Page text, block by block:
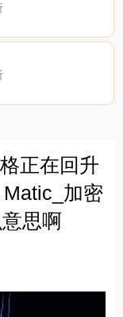
正在回升
加密
思啊